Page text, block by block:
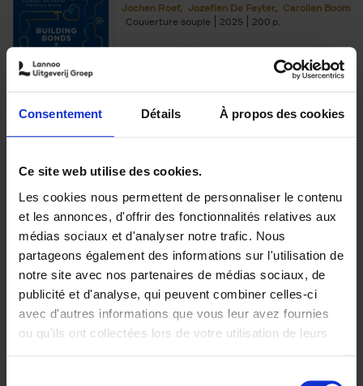
Consentement Détails À propos des cookies
Ce site web utilise des cookies.
Les cookies nous permettent de personnaliser le contenu
et les annonces, d'offrir des fonctionnalités relatives aux
médias sociaux et d'analyser notre trafic. Nous
partageons également des informations sur l'utilisation de
notre site avec nos partenaires de médias sociaux, de
publicité et d'analyse, qui peuvent combiner celles-ci
avec d'autres informations que vous leur avez fournies
ou qu'ils ont collectées lors de votre utilisation de leurs
Jochen Roef Jozefien De Feyter
Carolien Boom
Couverture souple
2025 200
€29,99
Optichannel Retail. Beyond
the Digital Hysteria
Gino Van Ossel
Autre finition
2019 350
€29,99